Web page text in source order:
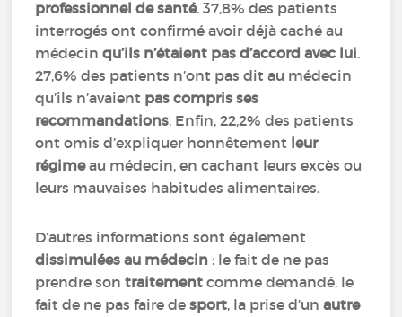
professionnel de santé. 37,8% des patients
interrogés ont confirmé avoir déjà caché au
médecinqu’ils n’étaient pas d’accord avec lui.
27,6% des patients n’ont pas dit au médecin
qu’ils n’avaient pas compris ses
recommandations. Enfin, 22,2% des patients
ont omis d’expliquer honnêtement leur
régimeau médecin, en cachant leurs excès ou
leurs mauvaises habitudes alimentaires.
D’autres informations sont également
dissimulées au médecin : le fait de ne pas
prendre sontraitement comme demandé, le
fait de ne pas faire desport, la prise d’unautre